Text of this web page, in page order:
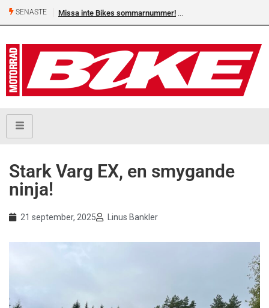
SENASTE Shelby Turner, klar för GGN
Stark Varg EX, en smygande
ninja!
21 september, 2025 Linus Bankler